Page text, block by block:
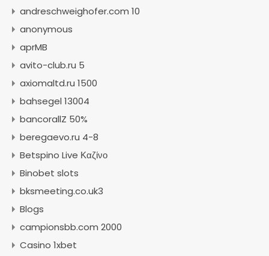
andreschweighofer.com 10
anonymous
aprMB
avito-club.ru 5
axiomaltd.ru 1500
bahsegel 13004
bancorallZ 50%
beregaevo.ru 4-8
Betspino Live Καζίνο
Binobet slots
bksmeeting.co.uk3
Blogs
campionsbb.com 2000
Casino 1xbet